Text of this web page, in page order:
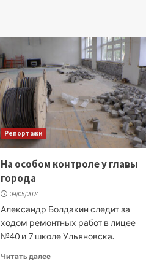
Репортажи
На особом контроле у главы
города
09/05/2024
Александр Болдакин следит за
ходом ремонтных работ в лицее
№40 и 7 школе Ульяновска.
Читать далее